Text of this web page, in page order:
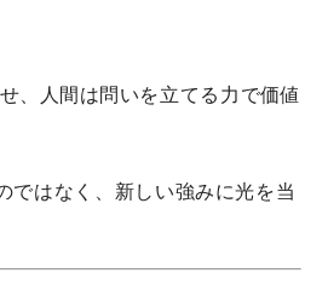
、人間は問いを立てる力 で価値
ではなく、新しい強みに光を当